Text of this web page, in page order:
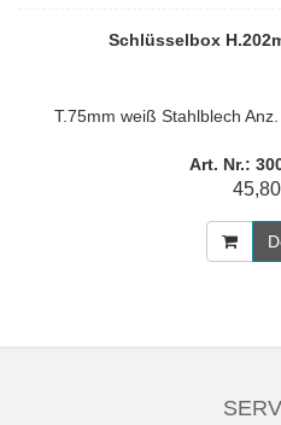
Schlüsselbox
T.75mm weiß Stahlblech
Art. Nr.: